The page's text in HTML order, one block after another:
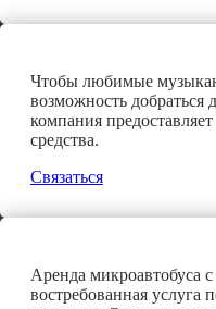
Чтобы любимые
возможность добраться
компания
средства.
Связаться
Аренда микроавтобуса
востребованная услуга